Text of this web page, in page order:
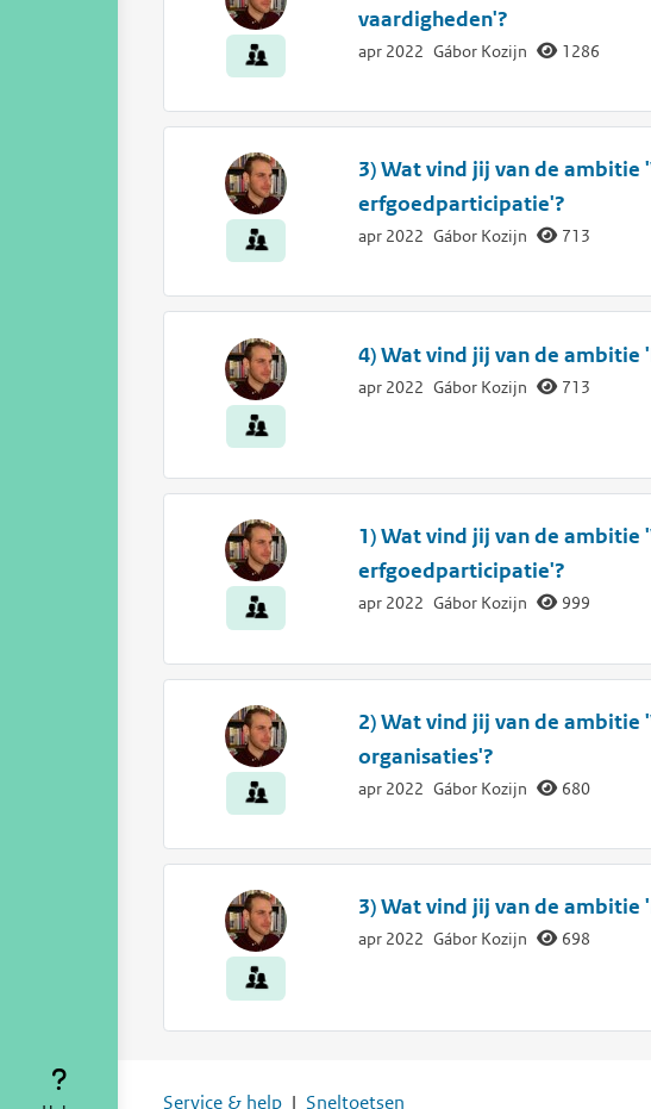
vaardigheden'?
apr 2022 Gábor Kozijn 1286
3) Wat vind jij van de
erfgoedparticipatie'?
apr 2022 Gábor Kozijn 713
4) Wat vind jij van de
apr 2022 Gábor Kozijn 713
1) Wat vind jij van de
erfgoedparticipatie'?
apr 2022 Gábor Kozijn 999
2) Wat vind jij van de
organisaties'?
apr 2022 Gábor Kozijn 680
3) Wat vind jij van de
apr 2022 Gábor Kozijn 698
Service & help Sneltoetsen